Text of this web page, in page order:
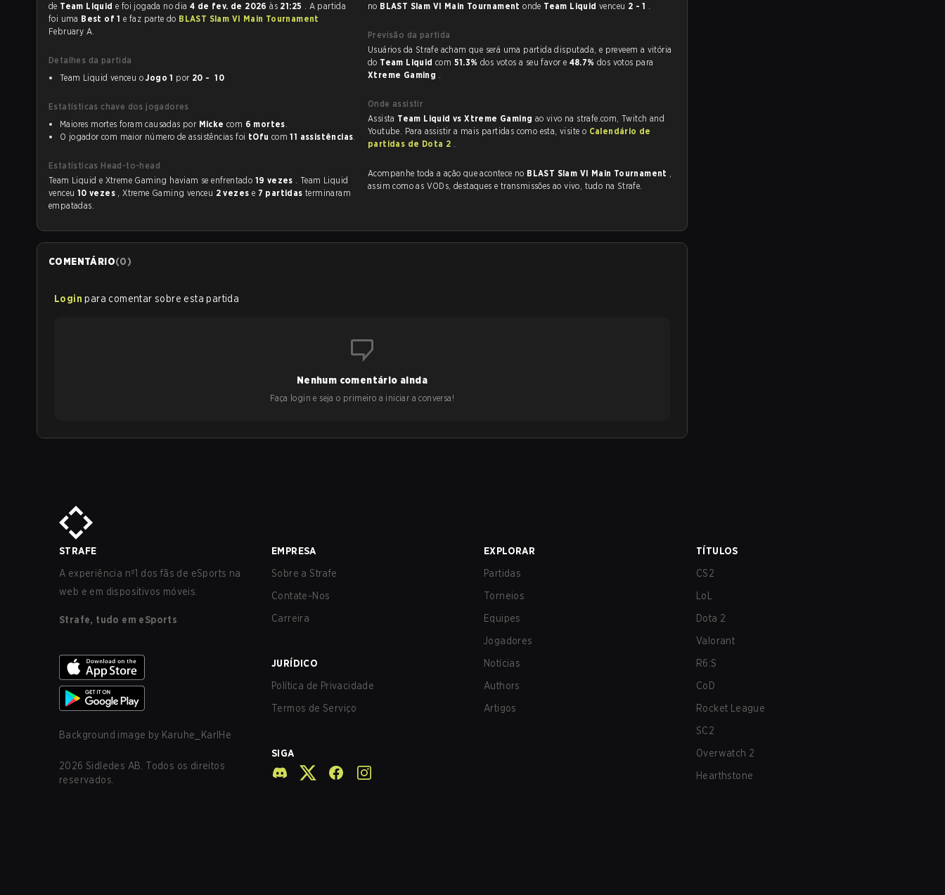
de Team Liquid e foi jogada no dia 4 de fev. de 2026às 21:25 . A partida
foi uma Best of 1e faz parte do BLAST Slam VI Main Tournament
February A.
Detalhes da partida
Team Liquid venceu oJogo 1 por 20 - 10
Estatísticas chave dos jogadores
Maiores mortes foram causadas por Micke com 6 mortes.
O jogador com maior número de assistências foi tOfu com11 assistências.
Estatísticas Head-to-head
Team Liquid e Xtreme Gaming haviam se enfrentado 19 vezes . Team Liquid
venceu 10 vezes , Xtreme Gaming venceu 2 vezes e 7 partidas terminaram
empatadas.
no BLAST Slam VI Main Tournamentonde Team Liquid venceu 2 - 1 .
Previsão da partida
Usuários da Strafe acham que será uma partida disputada, e preveem a vitória
do Team Liquid com 51.3% dos votos a seu favor e 48.7% dos votos para
Xtreme Gaming .
Onde assistir
Assista Team Liquid vs Xtreme Gaming ao vivo na strafe.com, Twitch and
Youtube. Para assistir a mais partidas como esta, visite o Calendário de
partidas de Dota 2 .
Acompanhe toda a ação que acontece no BLAST Slam VI Main Tournament ,
assim como as VODs, destaques e transmissões ao vivo, tudo na Strafe.
COMENTÁRIO(0)
Login para comentar sobre esta partida
Nenhum comentário ainda
Faça login e seja o primeiro a iniciar a conversa!
STRAFE
A experiência nº1 dos fãs de eSports na
web e em dispositivos móveis.
Strafe, tudo em eSports
Background image by Karuhe_KarlHe
2026 Sidledes AB. Todos os direitos
reservados.
EMPRESA
Sobre a Strafe
Contate-Nos
Carreira
JURÍDICO
Política de Privacidade
Termos de Serviço
SIGA
EXPLORAR
Partidas
Torneios
Equipes
Jogadores
Notícias
Authors
Artigos
TÍTULOS
CS2
LoL
Dota 2
Valorant
R6:S
CoD
Rocket League
SC2
Overwatch 2
Hearthstone